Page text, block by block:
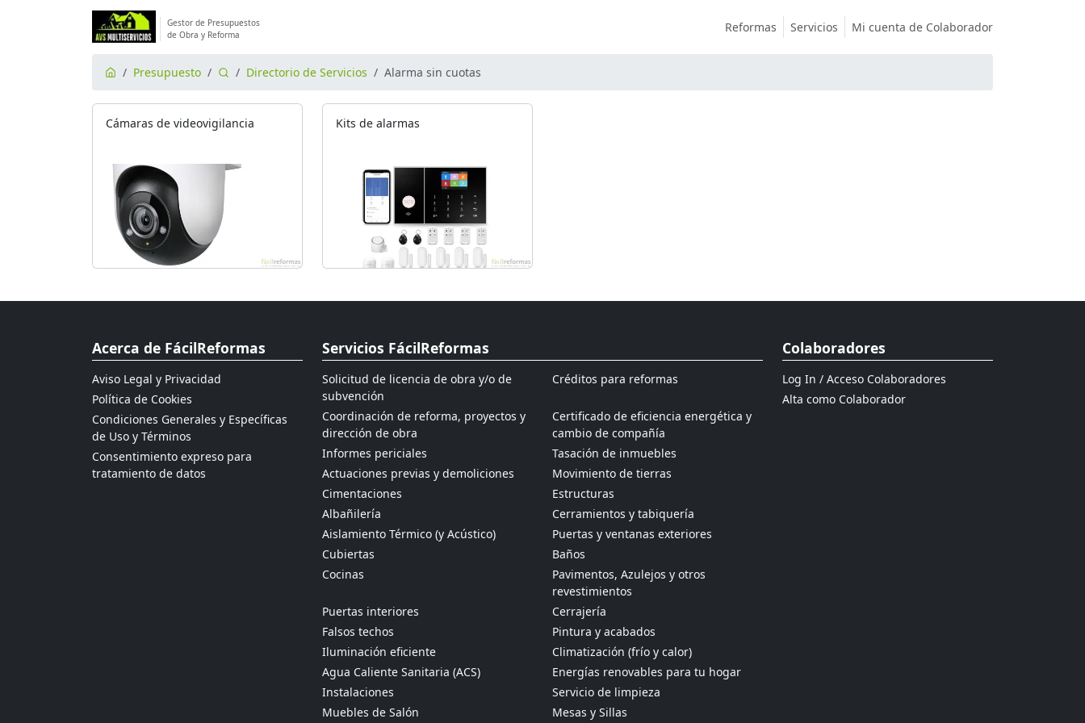
Gestor de Presupuestos
de Obra y Reforma
Reformas Servicios Mi cuenta de Colaborador
Presupuesto Directorio de Servicios Alarma sin cuotas
Cámaras de videovigilancia Kits de alarmas
Acerca de FácilReformas
Aviso Legal y Privacidad
Política de Cookies
Condiciones Generales y Específicas
de Uso y Términos
Consentimiento expreso para
tratamiento de datos
Servicios FácilReformas
Solicitud de licencia de obra y/o de
subvención
Créditos para reformas
Coordinación de reforma, proyectos y
dirección de obra
Certificado de eficiencia energética y
cambio de compañía
Informes periciales
Tasación de inmuebles
Actuaciones previas y demoliciones
Movimiento de tierras
Cimentaciones
Estructuras
Albañilería
Cerramientos y tabiquería
Aislamiento Térmico (y Acústico)
Puertas y ventanas exteriores
Cubiertas
Baños
Cocinas
Pavimentos, Azulejos y otros
revestimientos
Puertas interiores
Cerrajería
Falsos techos
Pintura y acabados
Iluminación eficiente
Climatización (frío y calor)
Agua Caliente Sanitaria (ACS)
Energías renovables para tu hogar
Instalaciones
Servicio de limpieza
Muebles de Salón
Mesas y Sillas
Colaboradores
Log In / Acceso Colaboradores
Alta como Colaborador